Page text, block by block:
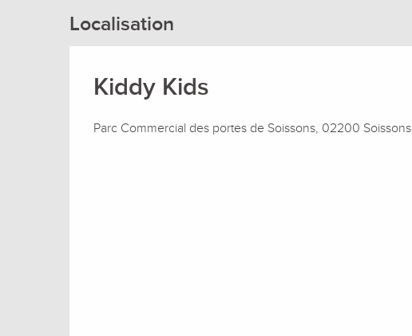
Localisation
Kiddy Kids
Parc Commercial des portes de Soissons, 02200 Soissons